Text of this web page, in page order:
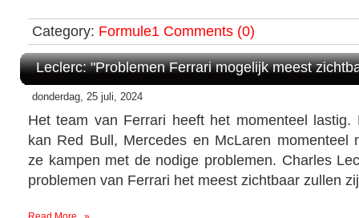
Category: Formule1 Comments (0)
Leclerc: "Problemen Ferrari mogelijk meest
donderdag, 25 juli, 2024
Het team van Ferrari heeft het momenteel lastig.
kan Red Bull, Mercedes en McLaren momenteel
ze kampen met de nodige problemen. Charles
problemen van Ferrari het meest zichtbaar zullen